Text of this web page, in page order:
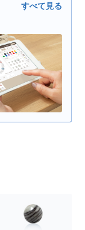
すべて見る